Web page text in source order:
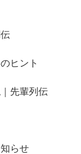
ヒント
先輩列伝
らせ